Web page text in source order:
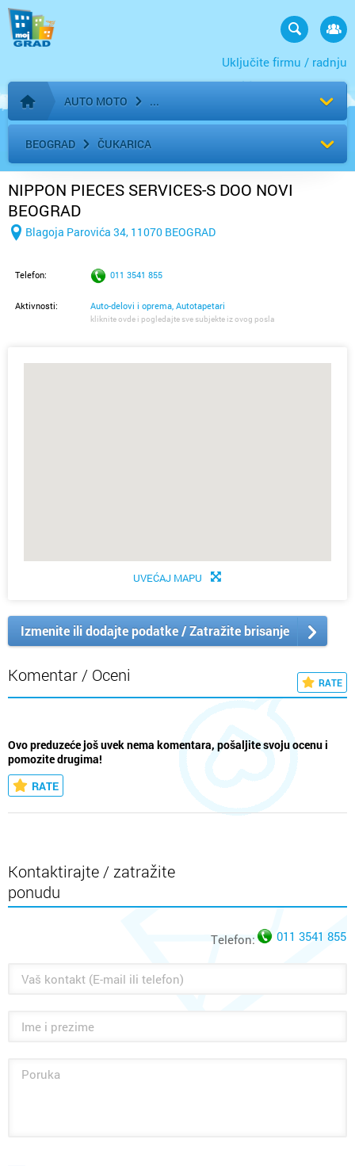
Uključite firmu / radnju
Početna stranica
AUTO MOTO
BEOGRAD ČUKARICA
NIPPON PIECES SERVICES-S DOO NOVI
BEOGRAD
Blagoja Parovića 34, 11070 BEOGRAD
Telefon: 011 3541 855
Aktivnosti: Auto-delovi i oprema, Autotapetari
kliknite ovde i pogledajte sve subjekte iz ovog posla
UVEĆAJ MAPU
Izmenite ili dodajte podatke / Zatražite brisanje
Komentar / Oceni RATE
Ovo preduzeće još uvek nema komentara, pošaljite svoju ocenu i
pomozite drugima!
RATE
Kontaktirajte / zatražite
ponudu
Telefon: 011 3541 855